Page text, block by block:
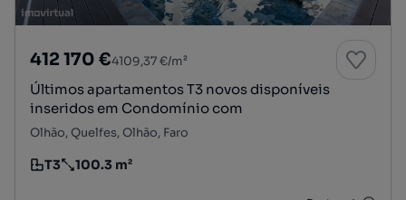
412 170 €4109,37 €/m²
Últimos apartamentos T3 novos disponíveis
inseridos em Condomínio com
Olhão, Quelfes, Olhão, Faro
Tipologia
T3
Preço por metro quadrado
100.3 m²